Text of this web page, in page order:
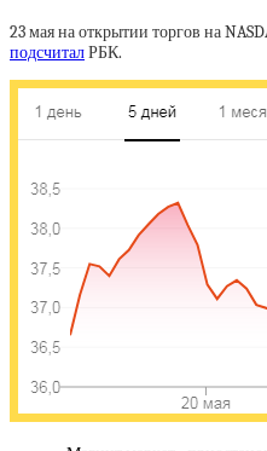
23 мая на открытии торгов на
подсчиталРБК.